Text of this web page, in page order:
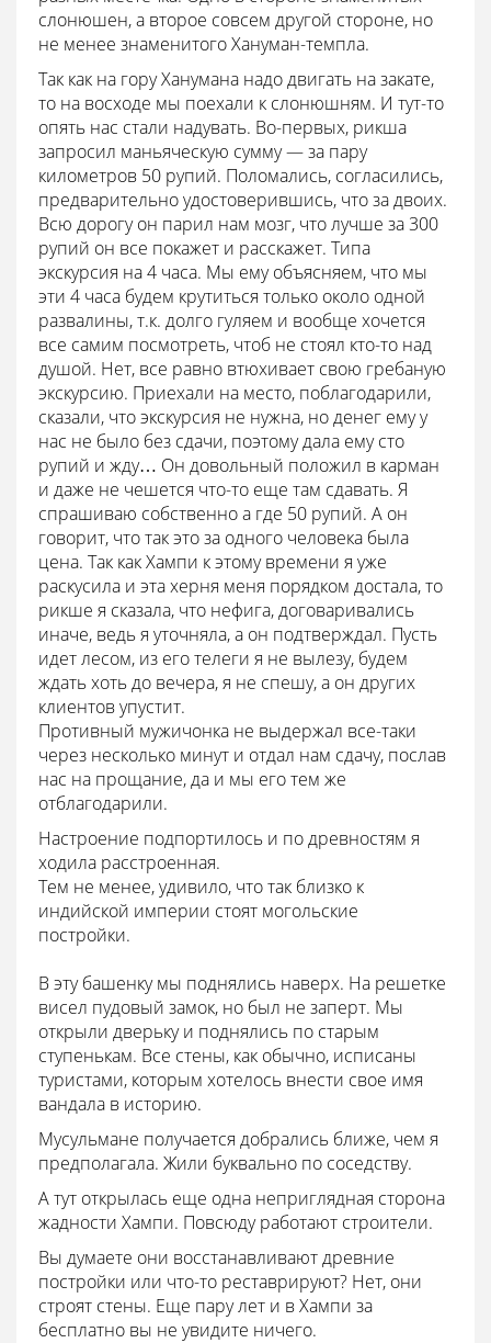
слонюшен, а второе совсем другой стороне, но
не менее знаменитого Хануман-темпла.
Так как на гору Ханумана надо двигать на закате,
то на восходе мы поехали к слонюшням. И тут-то
опять нас стали надувать. Во-первых, рикша
запросил маньяческую сумму — за пару
километров 50 рупий. Поломались, согласились,
предварительно удостоверившись, что за двоих.
Всю дорогу он парил нам мозг, что лучше за 300
рупий он все покажет и расскажет. Типа
экскурсия на 4 часа. Мы ему объясняем, что мы
эти 4 часа будем крутиться только около одной
развалины, т.к. долго гуляем и вообще хочется
все самим посмотреть, чтоб не стоял кто-то над
душой. Нет, все равно втюхивает свою гребаную
экскурсию. Приехали на место, поблагодарили,
сказали, что экскурсия не нужна, но денег ему у
нас не было без сдачи, поэтому дала ему сто
рупий и жду… Он довольный положил в карман
и даже не чешется что-то еще там сдавать. Я
спрашиваю собственно а где 50 рупий. А он
говорит, что так это за одного человека была
цена. Так как Хампи к этому времени я уже
раскусила и эта херня меня порядком достала, то
рикше я сказала, что нефига, договаривались
иначе, ведь я уточняла, а он подтверждал. Пусть
идет лесом, из его телеги я не вылезу, будем
ждать хоть до вечера, я не спешу, а он других
клиентов упустит.
Противный мужичонка не выдержал все-таки
через несколько минут и отдал нам сдачу, послав
нас на прощание, да и мы его тем же
отблагодарили.
Настроение подпортилось и по древностям я
ходила расстроенная.
Тем не менее, удивило, что так близко к
индийской империи стоят могольские
постройки.
В эту башенку мы поднялись наверх. На решетке
висел пудовый замок, но был не заперт. Мы
открыли дверьку и поднялись по старым
ступенькам. Все стены, как обычно, исписаны
туристами, которым хотелось внести свое имя
вандала в историю.
Мусульмане получается добрались ближе, чем я
предполагала. Жили буквально по соседству.
А тут открылась еще одна неприглядная сторона
жадности Хампи. Повсюду работают строители.
Вы думаете они восстанавливают древние
постройки или что-то реставрируют? Нет, они
строят стены. Еще пару лет и в Хампи за
бесплатно вы не увидите ничего.